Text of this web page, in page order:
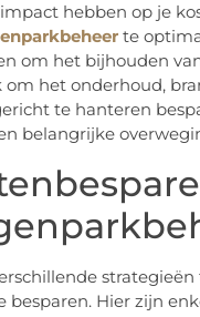
hebben op je
te
om het bijhouden
om het onderhoud,
te hanteren
belangrijke
besparen. Hier zijn